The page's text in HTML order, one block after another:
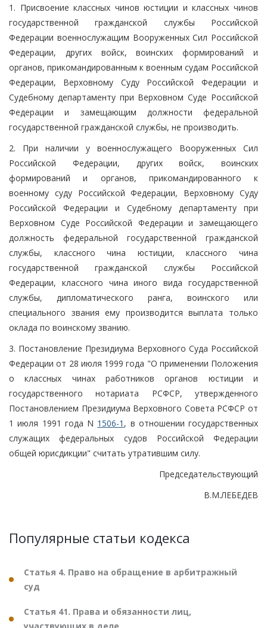
1. Присвоение классных чинов юстиции и классных чинов
государственной гражданской службы Российской
Федерации военнослужащим Вооруженных Сил Российской
Федерации, других войск, воинских формирований и
органов, прикомандированным к военным судам Российской
Федерации, Верховному Суду Российской Федерации и
Судебному департаменту при Верховном Суде Российской
Федерации и замещающим должности федеральной
государственной гражданской службы, не производить.
2. При наличии у военнослужащего Вооруженных Сил
Российской Федерации, других войск, воинских
формирований и органов, прикомандированного к
военному суду Российской Федерации, Верховному Суду
Российской Федерации и Судебному департаменту при
Верховном Суде Российской Федерации и замещающего
должность федеральной государственной гражданской
службы, классного чина юстиции, классного чина
государственной гражданской службы Российской
Федерации, классного чина иного вида государственной
службы, дипломатического ранга, воинского или
специального звания ему производится выплата только
оклада по воинскому званию.
3. Постановление Президиума Верховного Суда Российской
Федерации от 28 июля 1999 года "О применении Положения
о классных чинах работников органов юстиции и
государственного нотариата РСФСР, утвержденного
Постановлением Президиума Верховного Совета РСФСР от
1 июля 1991 года N 1506-1 , в отношении государственных
служащих федеральных судов Российской Федерации
общей юрисдикции" считать утратившим силу.
Председательствующий
В.М.ЛЕБЕДЕВ
Популярные статьи кодекса
Статья 4. Право на обращение в арбитражный
суд
Статья 41. Права и обязанности лиц,